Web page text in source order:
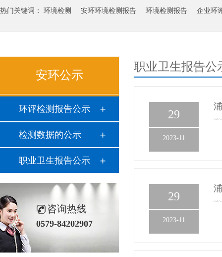
热门关键词： 环境检测 安环环境检测报告 环境检测报告 企业环
安环公示
环评检测报告公示
检测数据的公示
职业卫生报告公示
咨询热线
0579-84202907
职业卫生报告公
29
2023-11
29
2023-11